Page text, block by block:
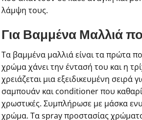
λάμψη τους.
Για Βαμμένα Μαλλιά
Τα βαμμένα μαλλιά είναι τα πρώτα
χρώμα χάνει την έντασή του και η
χρειάζεται μια εξειδικευμένη
σαμπουάν και conditioner που
χρωστικές. Συμπλήρωσε με μάσκα
χρώμα. Τα spray προστασίας